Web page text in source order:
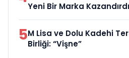
Yeni Bir Marka Kazandırdı
5M Lisa ve Dolu Kadehi
Birliği: “Vişne”